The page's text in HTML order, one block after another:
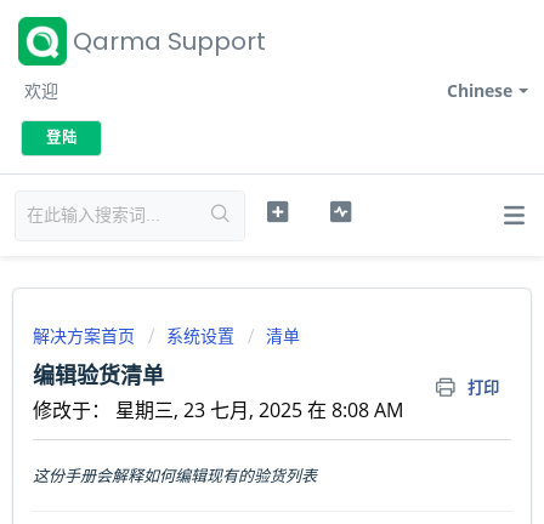
Qarma Support
Chinese
欢迎
登陆
解决方案首页 系统设置 清单
编辑验货清单 打印
修改于： 星期三, 23 七月, 2025 在 8:08 AM
这份手册会解释如何编辑现有的验货列表